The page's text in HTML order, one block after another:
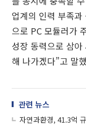
업계의 인력 부족
으로 PC 모듈러가
성장 동력으로 삼
해 나가겠다”고 말
관련 뉴스